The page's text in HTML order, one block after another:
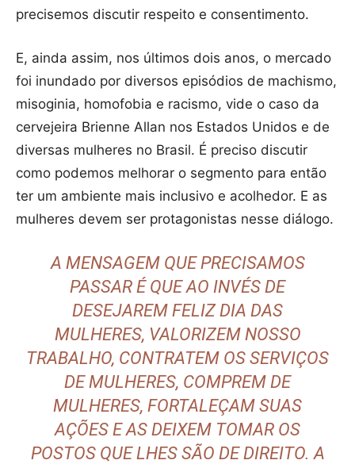
precisemos discutir respeito e consentimento.
E, ainda assim, nos últimos dois anos, o mercado
foi inundado por diversos episódios de machismo,
misoginia, homofobia e racismo, vide o caso da
cervejeira Brienne Allan nos Estados Unidos e de
diversas mulheres no Brasil. É preciso discutir
como podemos melhorar o segmento para então
ter um ambiente mais inclusivo e acolhedor. E as
mulheres devem ser protagonistas nesse diálogo.
A MENSAGEM QUE PRECISAMOS
PASSAR É QUE AO INVÉS DE
DESEJAREM FELIZ DIA DAS
MULHERES, VALORIZEM NOSSO
TRABALHO, CONTRATEM OS SERVIÇOS
DE MULHERES, COMPREM DE
MULHERES, FORTALEÇAM SUAS
AÇÕES E AS DEIXEM TOMAR OS
POSTOS QUE LHES SÃO DE DIREITO. A